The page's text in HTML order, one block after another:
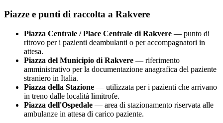
Piazze e punti di raccolta a Rakvere
Piazza Centrale / Place Centrale di Rakvere — punto di
ritrovo per i pazienti deambulanti o per accompagnatori in
attesa.
Piazza del Municipio di Rakvere — riferimento
amministrativo per la documentazione anagrafica del paziente
straniero in Italia.
Piazza della Stazione — utilizzata per i pazienti che arrivano
in treno dalle località limitrofe.
Piazza dell'Ospedale — area di stazionamento riservata alle
ambulanze in attesa di carico paziente.